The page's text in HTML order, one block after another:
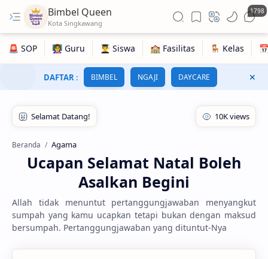
Bimbel Queen 1798
DAFTAR : BIMBEL NGAJI DAYCARE
Beranda Agama
Ucapan Selamat Natal Boleh
Asalkan Begini
Allah tidak menuntut pertanggungjawaban menyangkut
sumpah yang kamu ucapkan tetapi bukan dengan maksud
bersumpah. Pertanggungjawaban yang dituntut-Nya